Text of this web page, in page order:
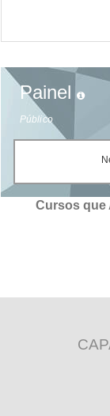
Painel
Público
Cursos que